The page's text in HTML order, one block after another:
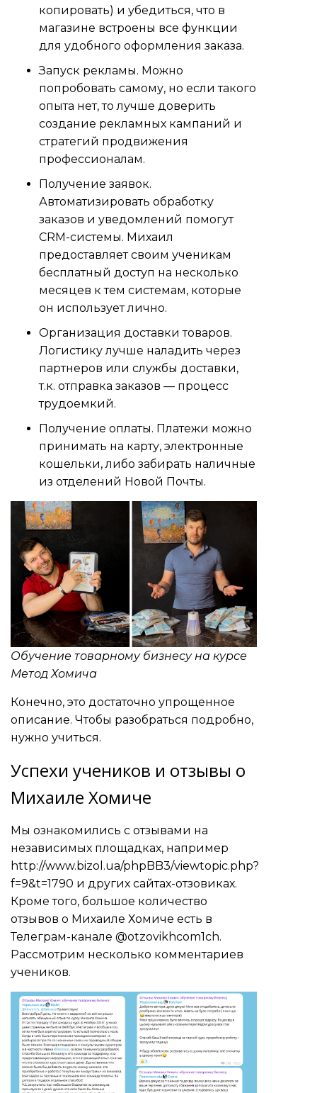
копировать) и убедиться, что в
магазине встроены все функции
для удобного оформления заказа.
Запуск рекламы. Можно
попробовать самому, но если такого
опыта нет, то лучше доверить
создание рекламных кампаний и
стратегий продвижения
профессионалам.
Получение заявок.
Автоматизировать обработку
заказов и уведомлений помогут
CRM-системы. Михаил
предоставляет своим ученикам
бесплатный доступ на несколько
месяцев к тем системам, которые
он использует лично.
Организация доставки товаров.
Логистику лучше наладить через
партнеров или службы доставки,
т.к. отправка заказов — процесс
трудоемкий.
Получение оплаты. Платежи можно
принимать на карту, электронные
кошельки, либо забирать наличные
из отделений Новой Почты.
Обучение товарному бизнесу на курсе
Метод Хомича
Конечно, это достаточно упрощенное
описание. Чтобы разобраться подробно,
нужно учиться.
Успехи учеников и отзывы о
Михаиле Хомиче
Мы ознакомились с отзывами на
независимых площадках, например
http://www.bizol.ua/phpBB3/viewtopic.php?
f=9&t=1790 и других сайтах-отзовиках.
Кроме того, большое количество
отзывов о Михаиле Хомиче есть в
Телеграм-канале @otzovikhcom1ch.
Рассмотрим несколько комментариев
учеников.